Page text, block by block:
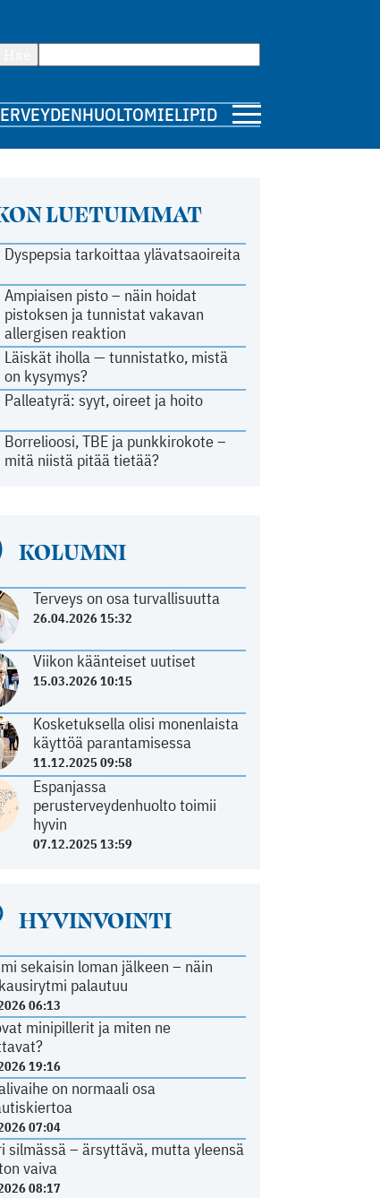
MIELIPIDE
LUETUIMMAT
Dyspepsia tarkoittaa ylävatsaoireita
Ampiaisen pisto – näin hoidat
pistoksen ja tunnistat vakavan
allergisen reaktion
Läiskät iholla — tunnistatko, mistä
on kysymys?
Palleatyrä: syyt, oireet ja hoito
Borrelioosi, TBE ja punkkirokote –
mitä niistä pitää tietää?
KOLUMNI
Terveys on osa turvallisuutta
26.04.2026 15:32
Viikon käänteiset uutiset
15.03.2026 10:15
Kosketuksella olisi monenlaista
käyttöä parantamisessa
11.12.2025 09:58
Espanjassa
perusterveydenhuolto toimii
hyvin
07.12.2025 13:59
HYVINVOINTI
sekaisin loman jälkeen – näin
palautuu
06:13
minipillerit ja miten ne
19:16
on normaali osa
07:04
silmässä – ärsyttävä, mutta yleensä
vaiva
08:17